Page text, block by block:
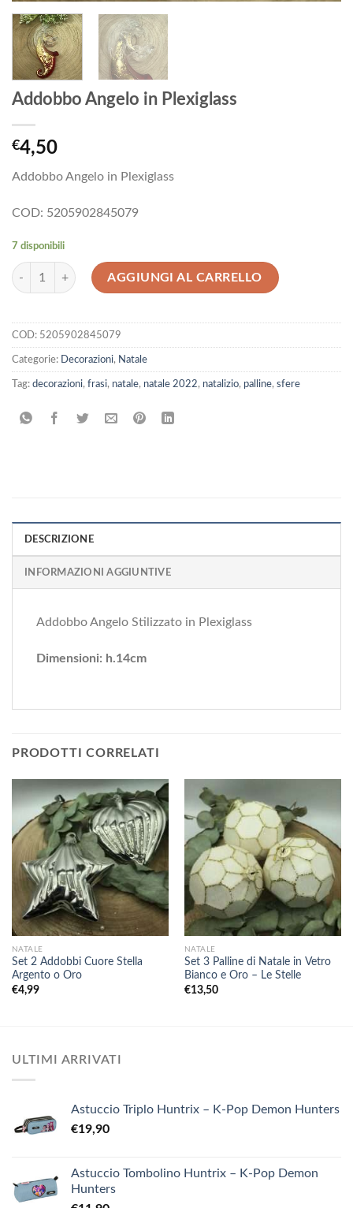
Addobbo Angelo in Plexiglass
€4,50
Addobbo Angelo in Plexiglass
COD: 5205902845079
7 disponibili
Addobbo Angelo in Plexiglass quantità
AGGIUNGI AL CARRELLO
COD: 5205902845079
Categorie: Decorazioni, Natale
Tag: decorazioni, frasi, natale, natale 2022, natalizio, palline, sfere
DESCRIZIONE
INFORMAZIONI AGGIUNTIVE
Addobbo Angelo Stilizzato in Plexiglass
Dimensioni: h.14cm
PRODOTTI CORRELATI
NATALE
Set 2 Addobbi Cuore Stella
Argento o Oro
€4,99
NATALE
Set 3 Palline di Natale in Vetro
Bianco e Oro – Le Stelle
€13,50
ULTIMI ARRIVATI
Astuccio Triplo Huntrix – K-Pop Demon Hunters
€19,90
Astuccio Tombolino Huntrix – K-Pop Demon
Hunters